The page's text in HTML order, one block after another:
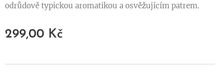
odrůdově typickou aromatikou a osvěžujícím patrem.
299,00 Kč